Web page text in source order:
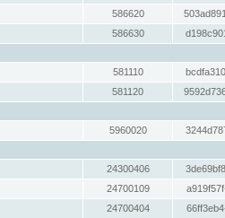
586620
586630
581110
581120
5960020
24300406
24700109
24700404